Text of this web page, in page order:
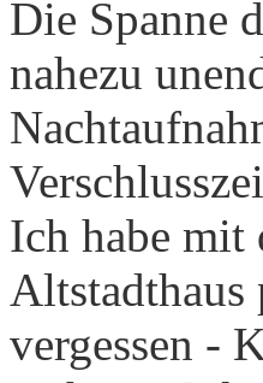
Die Spanne
nahezu
Ich habe mit
Altstadthaus
vergessen -